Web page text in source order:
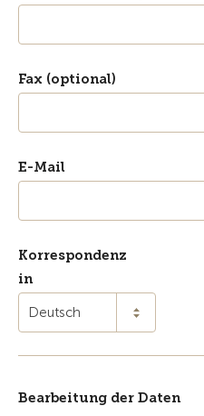
Fax (optional)
E-Mail
Korrespondenz
in
Deutsch
Bearbeitung der Daten